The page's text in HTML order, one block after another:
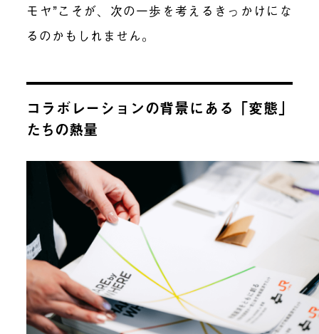
モヤ”こそが、次の一歩を考えるきっかけにな
るのかもしれません。
コラボレーションの背景にある「変態」
たちの熱量